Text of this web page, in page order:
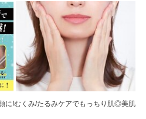
に!むくみ/たるみケアでもっちり肌◎美肌